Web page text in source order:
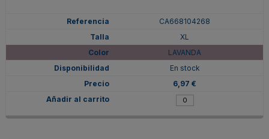
CA668104268
XL
LAVANDA
En stock
6,97 €